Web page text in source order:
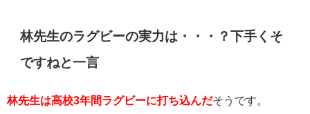
林先生のラグビーの実力は・・・？下手くそ
ですねと一言
林先生は高校3年間ラグビーに打ち込んだそうです。